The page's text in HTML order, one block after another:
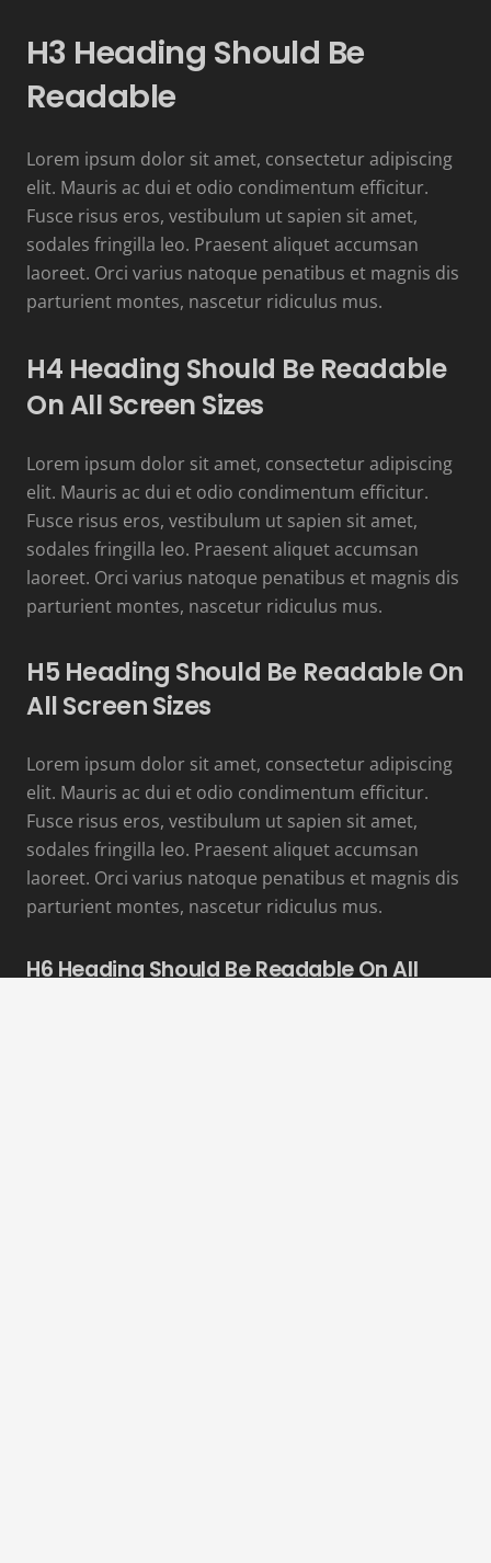
H3 Heading Should Be
Readable
Lorem ipsum dolor sit amet, consectetur adipiscing
elit. Mauris ac dui et odio condimentum efficitur.
Fusce risus eros, vestibulum ut sapien sit amet,
sodales fringilla leo. Praesent aliquet accumsan
laoreet. Orci varius natoque penatibus et magnis dis
parturient montes, nascetur ridiculus mus.
H4 Heading Should Be Readable
On All Screen Sizes
Lorem ipsum dolor sit amet, consectetur adipiscing
elit. Mauris ac dui et odio condimentum efficitur.
Fusce risus eros, vestibulum ut sapien sit amet,
sodales fringilla leo. Praesent aliquet accumsan
laoreet. Orci varius natoque penatibus et magnis dis
parturient montes, nascetur ridiculus mus.
H5 Heading Should Be Readable On
All Screen Sizes
Lorem ipsum dolor sit amet, consectetur adipiscing
elit. Mauris ac dui et odio condimentum efficitur.
Fusce risus eros, vestibulum ut sapien sit amet,
sodales fringilla leo. Praesent aliquet accumsan
laoreet. Orci varius natoque penatibus et magnis dis
parturient montes, nascetur ridiculus mus.
H6 Heading Should Be Readable On All